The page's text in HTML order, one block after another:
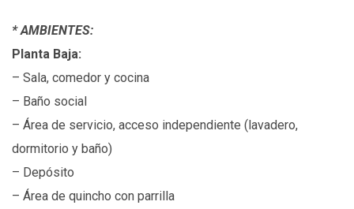
*AMBIENTES:
Planta Baja:
– Sala, comedor y cocina
– Baño social
– Área de servicio, acceso independiente (lavadero,
dormitorio y baño)
– Depósito
– Área de quincho con parrilla